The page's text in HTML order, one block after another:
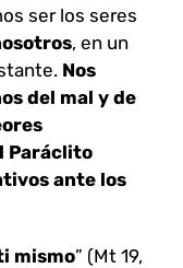
ser los seres
, en un
Nos
del mal y de
Paráclito
ante los
mismo” (Mt 19,